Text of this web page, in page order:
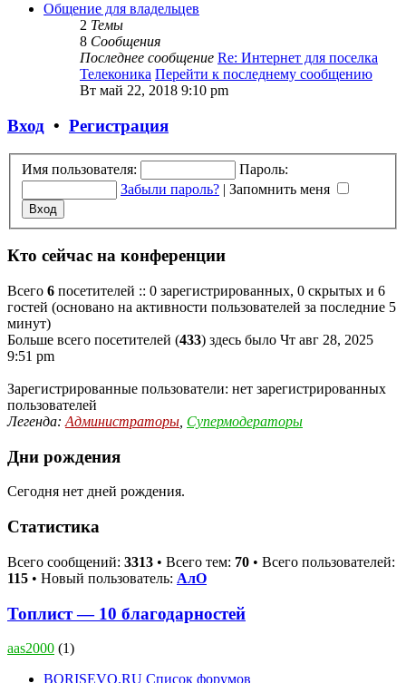
Общение для владельцев
2 Темы
8 Сообщения
Последнее сообщение Re: Интернет для поселка
Телеконика Перейти к последнему сообщению
Вт май 22, 2018 9:10 pm
Вход • Регистрация
Имя пользователя:
Пароль:
Забыли пароль? | Запомнить меня
Кто сейчас на конференции
Всего 6 посетителей :: 0 зарегистрированных, 0 скрытых и 6
гостей (основано на активности пользователей за последние 5
минут)
Больше всего посетителей (433) здесь было Чт авг 28, 2025
9:51 pm
Зарегистрированные пользователи: нет зарегистрированных
пользователей
Легенда: Администраторы Супермодераторы
Дни рождения
Сегодня нет дней рождения.
Статистика
Всего сообщений: 3313 • Всего тем: 70 • Всего пользователей:
115 • Новый пользователь: АлО
Топлист — 10 благодарностей
aas2000 (1)
BORISEVO.RU Список форумов